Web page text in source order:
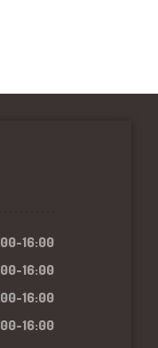
16:00
16:00
16:00
16:00